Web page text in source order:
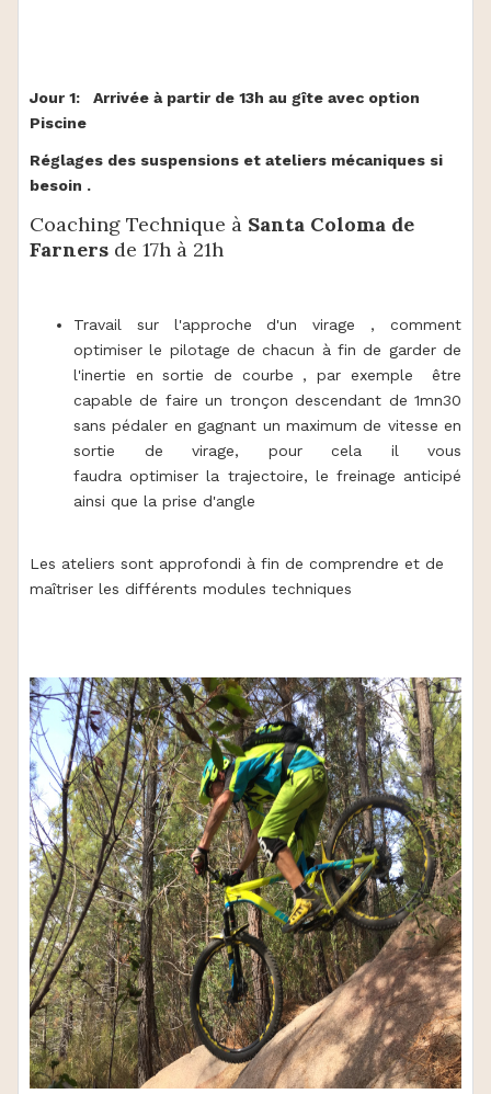
Jour 1: Arrivée à partir de 13h au gîte avec option
Piscine
Réglages des suspensions et ateliers mécaniques si
besoin .
Coaching Technique à Santa Coloma de
Farners de 17h à 21h
Travail sur l'approche d'un virage , comment
optimiser le pilotage de chacun à fin de garder de
l'inertie en sortie de courbe , par exemple être
capable de faire un tronçon descendant de 1mn30
sans pédaler en gagnant un maximum de vitesse en
sortie de virage, pour cela il vous
faudra optimiser la trajectoire, le freinage anticipé
ainsi que la prise d'angle
Les ateliers sont approfondi à fin de comprendre et de
maîtriser les différents modules techniques